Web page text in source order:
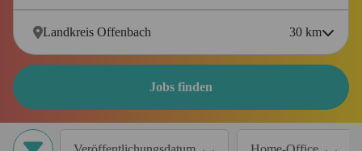
30 km
Jobs finden